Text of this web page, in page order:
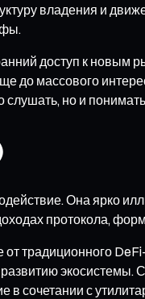
владения и
доступ к новым
до массового
но и
Она ярко
протокола,
традиционного
сочетании с